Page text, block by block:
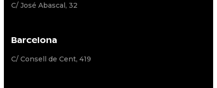
C/ José Abascal, 32
Barcelona
C/ Consell de Cent, 419